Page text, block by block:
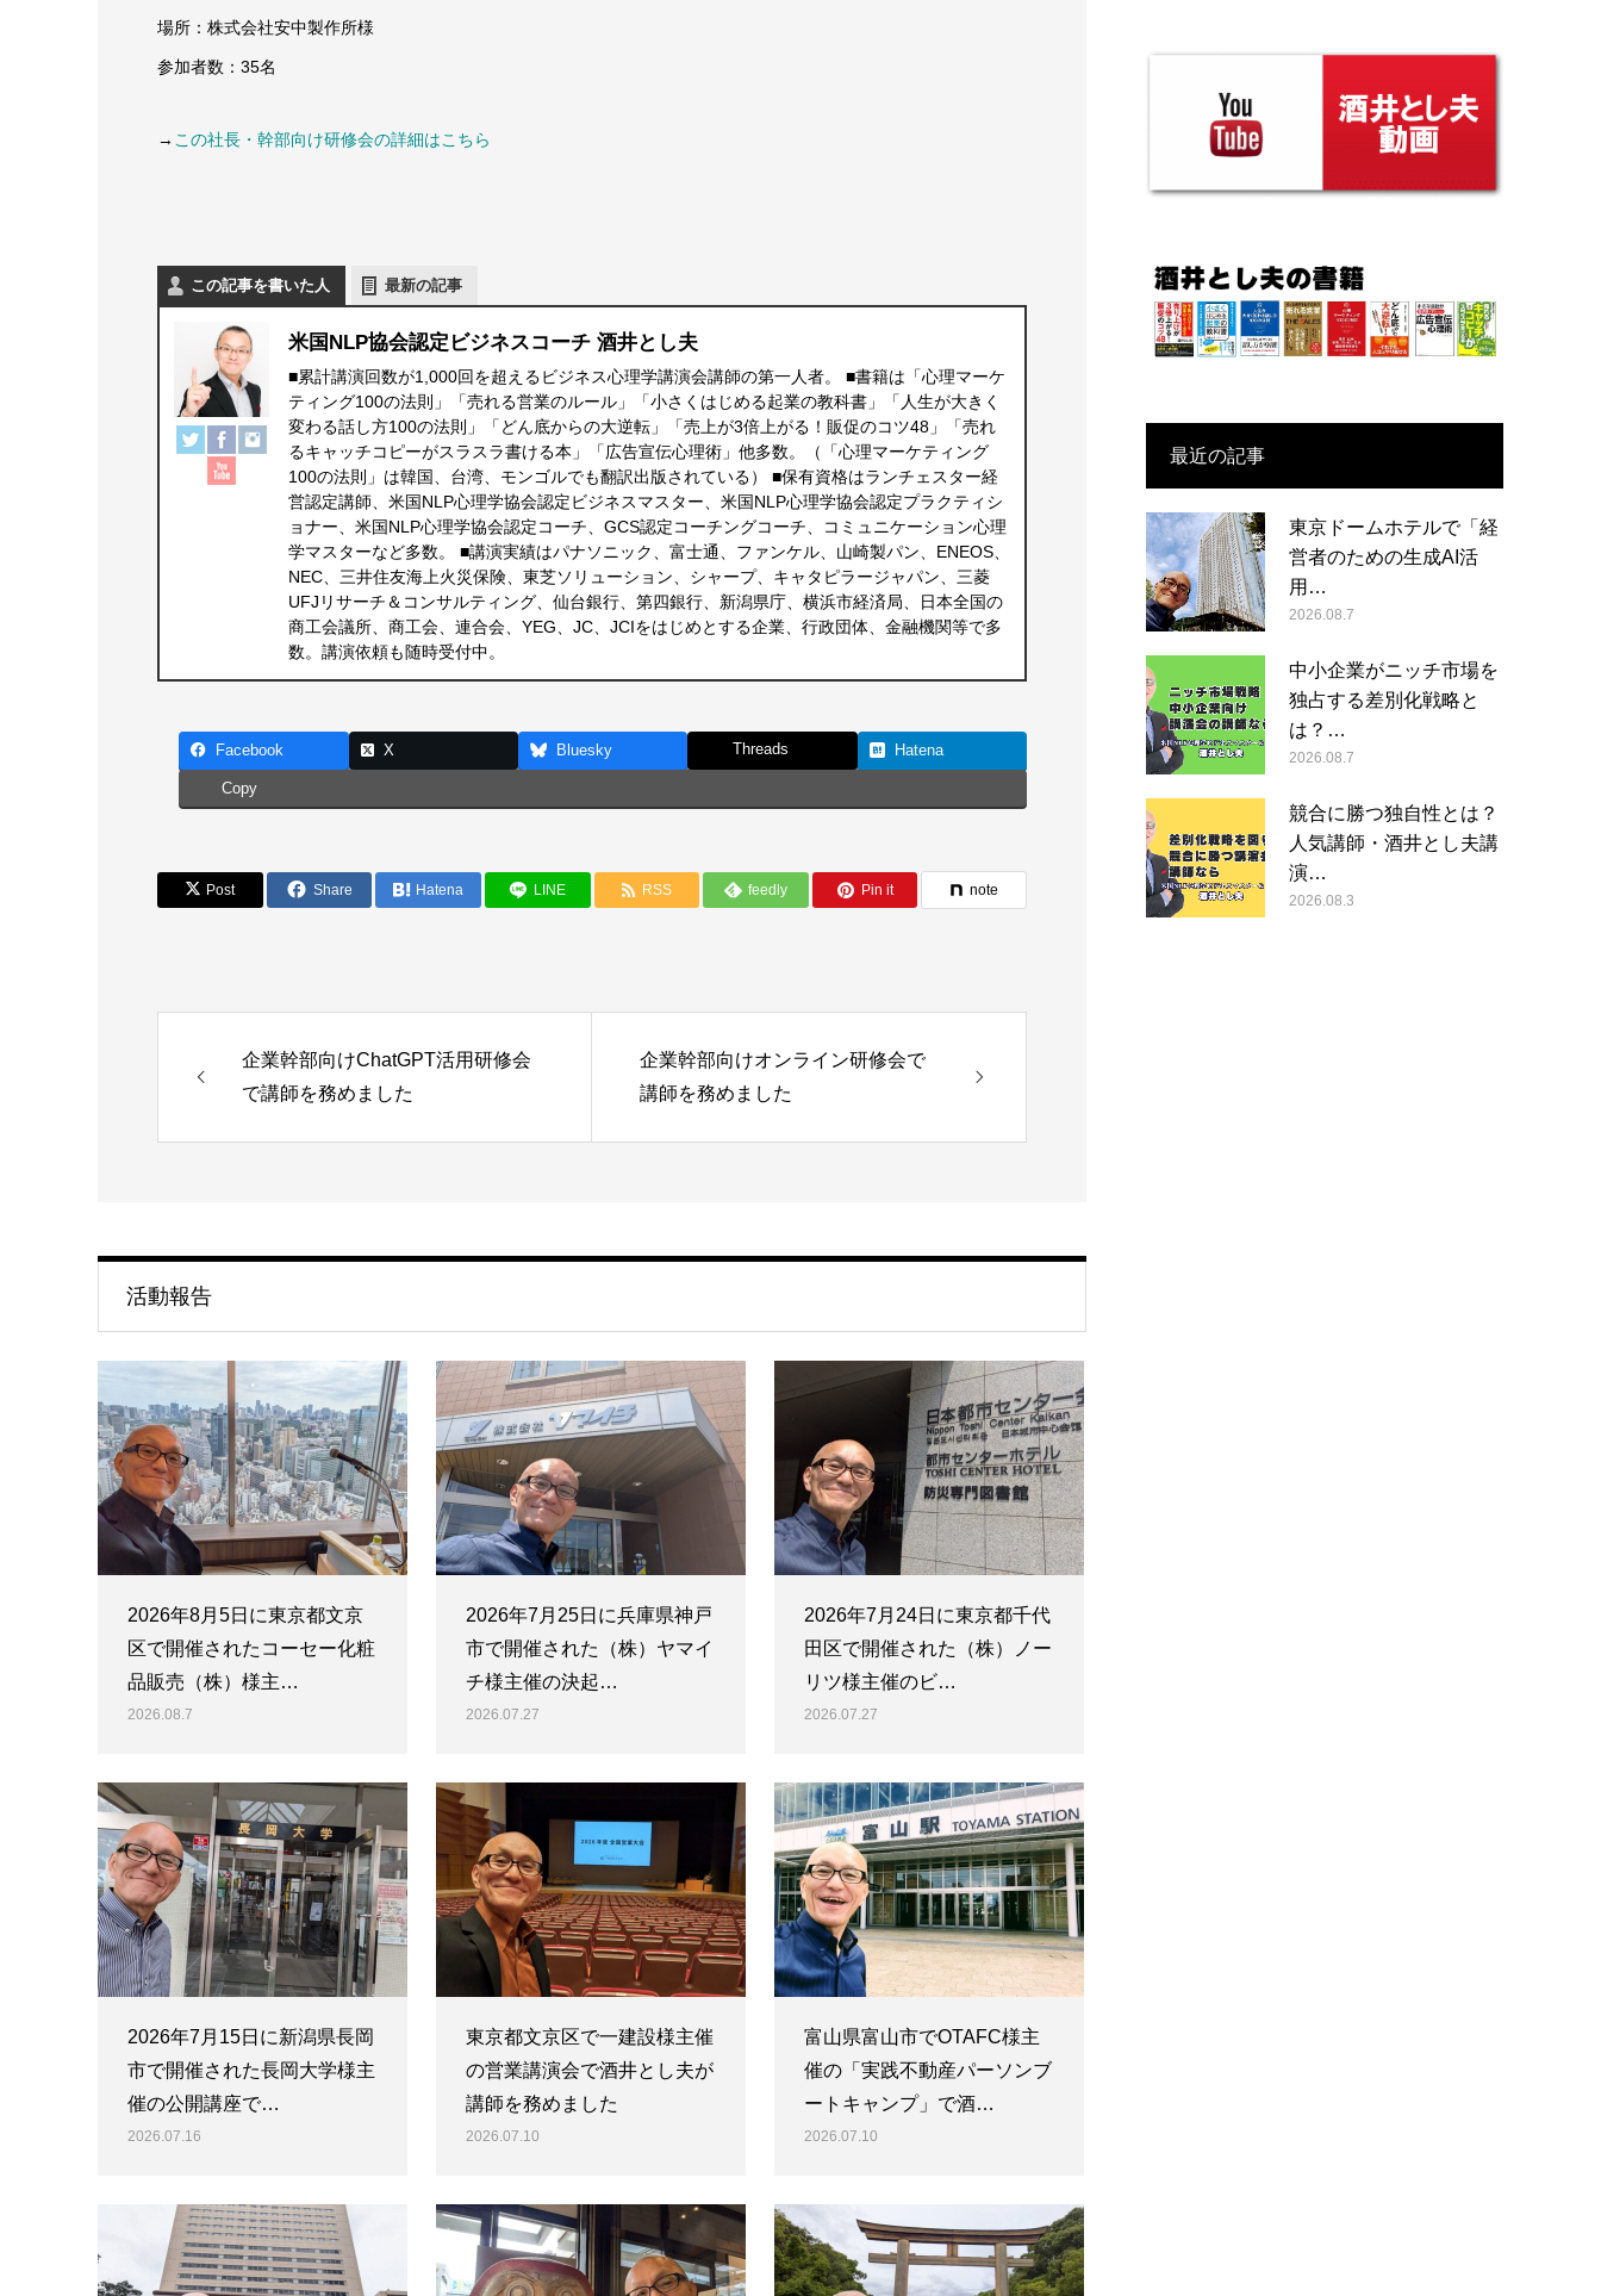
場所：株式会社安中製作所様
参加者数：35名
→ この社長・幹部向け研修会の詳細はこちら
この記事を書いた人 最新の記事
米国NLP協会認定ビジネスコーチ 酒井とし夫
■累計講演回数が1,000回を超えるビジネス心理学講演会講師の第一人者。 ■書籍は「心理マーケ
ティング100の法則」「売れる営業のルール」「小さくはじめる起業の教科書」「人生が大きく
変わる話し方100の法則」「どん底からの大逆転」「売上が3倍上がる！販促のコツ48」「売れ
るキャッチコピーがスラスラ書ける本」「広告宣伝心理術」他多数。（「心理マーケティング
100の法則」は韓国、台湾、モンゴルでも翻訳出版されている） ■保有資格はランチェスター経
営認定講師、米国NLP心理学協会認定ビジネスマスター、米国NLP心理学協会認定プラクティシ
ョナー、米国NLP心理学協会認定コーチ、GCS認定コーチングコーチ、コミュニケーション心理
学マスターなど多数。 ■講演実績はパナソニック、富士通、ファンケル、山崎製パン、ENEOS、
NEC、三井住友海上火災保険、東芝ソリューション、シャープ、キャタピラージャパン、三菱
UFJリサーチ＆コンサルティング、仙台銀行、第四銀行、新潟県庁、横浜市経済局、日本全国の
商工会議所、商工会、連合会、YEG、JC、JCIをはじめとする企業、行政団体、金融機関等で多
数。講演依頼も随時受付中。
Facebook X Bluesky Threads Hatena
Copy
Post Share Hatena LINE RSS feedly Pin it note
企業幹部向けChatGPT活用研修会
で講師を務めました
企業幹部向けオンライン研修会で
講師を務めました
活動報告
2026年8月5日に東京都文京
区で開催されたコーセー化粧
品販売（株）様主…
2026.08.7
2026年7月25日に兵庫県神戸
市で開催された（株）ヤマイ
チ様主催の決起…
2026.07.27
2026年7月24日に東京都千代
田区で開催された（株）ノー
リツ様主催のビ…
2026.07.27
2026年7月15日に新潟県長岡
市で開催された長岡大学様主
催の公開講座で…
2026.07.16
東京都文京区で一建設様主催
の営業講演会で酒井とし夫が
講師を務めました
2026.07.10
富山県富山市でOTAFC様主
催の「実践不動産パーソンブ
ートキャンプ」で酒…
2026.07.10
最近の記事
東京ドームホテルで「経
営者のための生成AI活
用…
2026.08.7
中小企業がニッチ市場を
独占する差別化戦略と
は？…
2026.08.7
競合に勝つ独自性とは？
人気講師・酒井とし夫講
演…
2026.08.3